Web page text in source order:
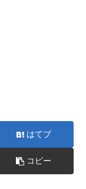
はてブ
コピー